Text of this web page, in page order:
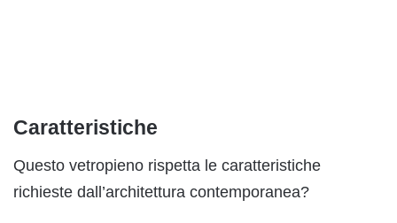
Caratteristiche
Questo vetropieno rispetta le caratteristiche
richieste dall’architettura contemporanea?